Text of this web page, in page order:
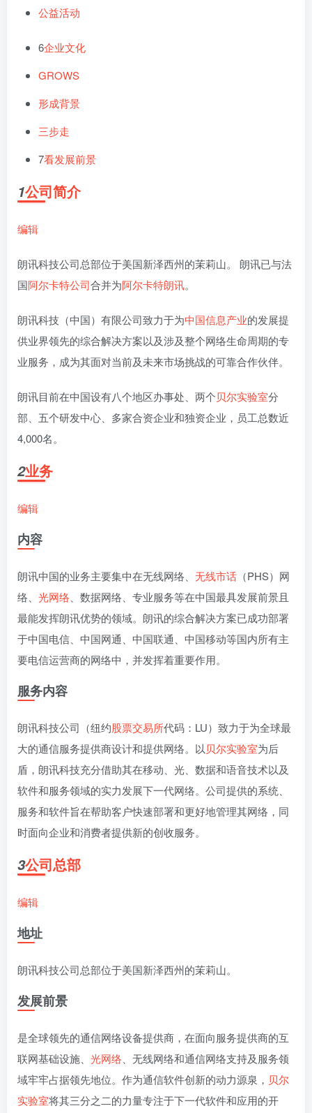
公益活动
6企业文化
GROWS
形成背景
三步走
7看发展前景
1公司简介
编辑
朗讯科技公司总部位于美国新泽西州的茉莉山。 朗讯已与法
国阿尔卡特公司合并为阿尔卡特朗讯。
朗讯科技（中国）有限公司致力于为中国信息产业的发展提
供业界领先的综合解决方案以及涉及整个网络生命周期的专
业服务，成为其面对当前及未来市场挑战的可靠合作伙伴。
朗讯目前在中国设有八个地区办事处、两个贝尔实验室分
部、五个研发中心、多家合资企业和独资企业，员工总数近
4,000名。
2业务
编辑
内容
朗讯中国的业务主要集中在无线网络、 无线市话 （PHS）网
络、 光网络 、数据网络、专业服务等在中国最具发展前景且
最能发挥朗讯优势的领域。朗讯的综合解决方案已成功部署
于中国电信、中国网通、中国联通、中国移动等国内所有主
要电信运营商的网络中，并发挥着重要作用。
服务内容
朗讯科技公司（纽约股票交易所代码：LU）致力于为全球最
大的通信服务提供商设计和提供网络。以贝尔实验室为后
盾，朗讯科技充分借助其在移动、光、数据和语音技术以及
软件和服务领域的实力发展下一代网络。公司提供的系统、
服务和软件旨在帮助客户快速部署和更好地管理其网络，同
时面向企业和消费者提供新的创收服务。
3公司总部
编辑
地址
朗讯科技公司总部位于美国新泽西州的茉莉山。
发展前景
是全球领先的通信网络设备提供商，在面向服务提供商的互
联网基础设施、 光网络 、无线网络和通信网络支持及服务领
域牢牢占据领先地位。作为通信软件创新的动力源泉， 贝尔
实验室将其三分之二的力量专注于下一代软件和应用的开